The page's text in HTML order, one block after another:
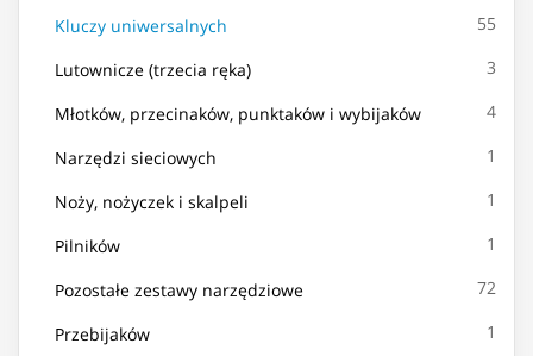
Kluczy uniwersalnych 55
Lutownicze (trzecia ręka) 3
Młotków, przecinaków, punktaków i wybijaków 4
Narzędzi sieciowych 1
Noży, nożyczek i skalpeli 1
Pilników 1
Pozostałe zestawy narzędziowe 72
Przebijaków 1